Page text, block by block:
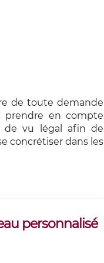
de toute demande
prendre en compte
de vu légal afin de
concrétiser dans les
personnalisé